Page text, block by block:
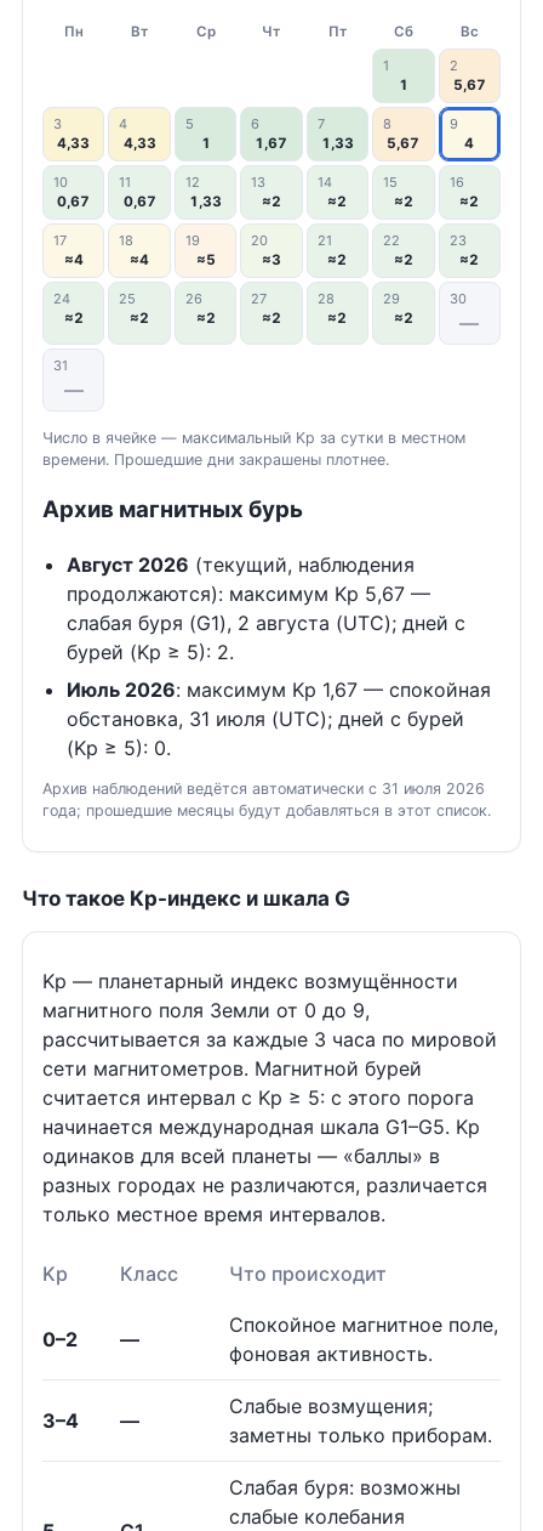
Пн Вт Ср Чт Пт Сб
Вс
1
1
2
5,67
3
4,33
4
4,33
5
1
6
1,67
7
1,33
8
5,67
9
4
10
0,67
11
0,67
12
1,33
13
≈2
14
≈2
15
≈2
16
≈2
17
≈4
18
≈4
19
≈5
20
≈3
21
≈2
22
≈2
23
≈2
24
≈2
25
≈2
26
≈2
27
≈2
28
≈2
29
≈2
30
—
31
—
Число в ячейке — максимальный Kp за сутки в местном
времени. Прошедшие дни закрашены плотнее.
Архив магнитных бурь
Август 2026 (текущий, наблюдения
продолжаются): максимум Kp 5,67 —
слабая буря (G1), 2 августа (UTC); дней с
бурей (Kp ≥ 5): 2.
Июль 2026: максимум Kp 1,67 — спокойная
обстановка, 31 июля (UTC); дней с бурей
(Kp ≥ 5): 0.
Архив наблюдений ведётся автоматически с 31 июля 2026
года; прошедшие месяцы будут добавляться в этот список.
Что такое Kp-индекс и шкала G
Kp — планетарный индекс возмущённости
магнитного поля Земли от 0 до 9,
рассчитывается за каждые 3 часа по мировой
сети магнитометров. Магнитной бурей
считается интервал с Kp ≥ 5: с этого порога
начинается международная шкала G1–G5. Kp
одинаков для всей планеты — «баллы» в
разных городах не различаются, различается
только местное время интервалов.
Kp Класс Что происходит
0–2 —
Спокойное магнитное поле,
фоновая активность.
3–4 —
Слабые возмущения;
заметны только приборам.
Слабая буря: возможны
слабые колебания